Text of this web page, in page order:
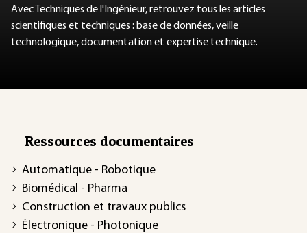
Avec Techniques de l'Ingénieur, retrouvez tous les articles
scientifiques et techniques : base de données, veille
technologique, documentation et expertise technique.
Ressources documentaires
Automatique - Robotique
Biomédical - Pharma
Construction et travaux publics
Électronique - Photonique